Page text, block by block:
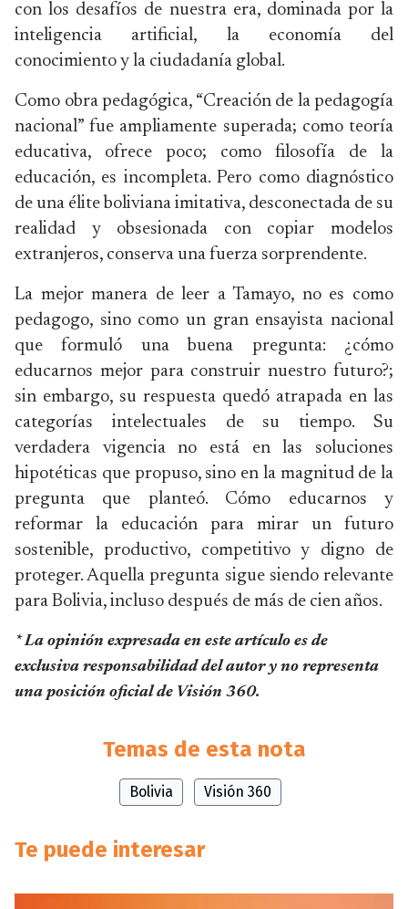
con los desafíos de nuestra era, dominada por la
inteligencia artificial, la economía del
conocimiento y la ciudadanía global.
Como obra pedagógica, “Creación de la pedagogía
nacional” fue ampliamente superada; como teoría
educativa, ofrece poco; como filosofía de la
educación, es incompleta. Pero como diagnóstico
de una élite boliviana imitativa, desconectada de su
realidad y obsesionada con copiar modelos
extranjeros, conserva una fuerza sorprendente.
La mejor manera de leer a Tamayo, no es como
pedagogo, sino como un gran ensayista nacional
que formuló una buena pregunta: ¿cómo
educarnos mejor para construir nuestro futuro?;
sin embargo, su respuesta quedó atrapada en las
categorías intelectuales de su tiempo. Su
verdadera vigencia no está en las soluciones
hipotéticas que propuso, sino en la magnitud de la
pregunta que planteó. Cómo educarnos y
reformar la educación para mirar un futuro
sostenible, productivo, competitivo y digno de
proteger. Aquella pregunta sigue siendo relevante
para Bolivia, incluso después de más de cien años.
* La opinión expresada en este artículo es de
exclusiva responsabilidad del autor y no representa
una posición oficial de Visión 360.
Temas de esta nota
Bolivia Visión 360
Te puede interesar